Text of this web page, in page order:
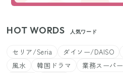
HOT WORDS 人気ワード
セリア/Seria ダイソー/DAISO
風水
韓国ドラマ 業務スーパー